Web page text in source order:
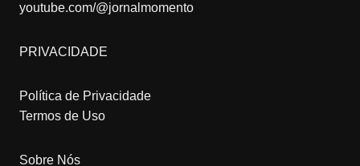
youtube.com/@jornalmomento
PRIVACIDADE
Política de Privacidade
Termos de Uso
Sobre Nós